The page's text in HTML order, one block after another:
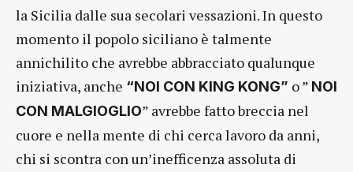
la Sicilia dalle sua secolari vessazioni. In questo
momento il popolo siciliano è talmente
annichilito che avrebbe abbracciato qualunque
iniziativa, anche “NOI CON KING KONG” o ” NOI
CON MALGIOGLIO” avrebbe fatto breccia nel
cuore e nella mente di chi cerca lavoro da anni,
chi si scontra con un’inefficenza assoluta di